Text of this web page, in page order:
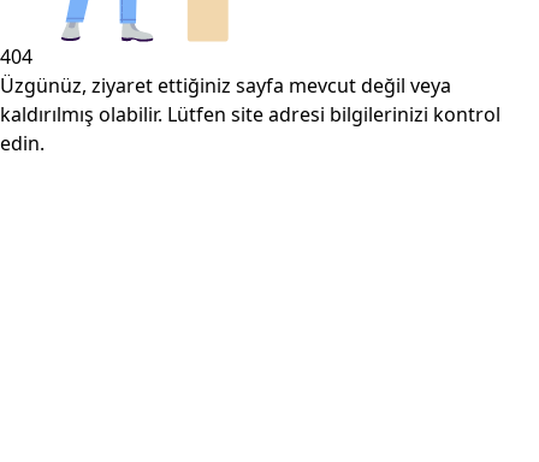
404
Üzgünüz, ziyaret ettiğiniz sayfa mevcut değil veya
kaldırılmış olabilir. Lütfen site adresi bilgilerinizi kontrol
edin.